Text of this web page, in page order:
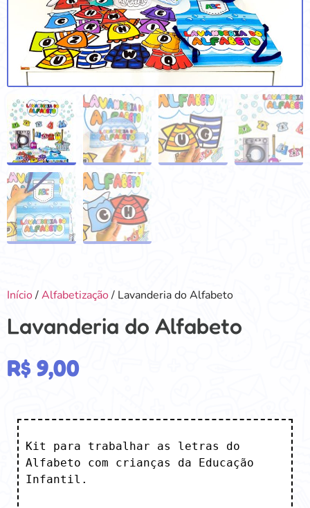
Início/Alfabetização/ Lavanderia do Alfabeto
Lavanderia do Alfabeto
R$ 9,00
Kit para trabalhar as letras do
Alfabeto com crianças da Educação
Infantil.